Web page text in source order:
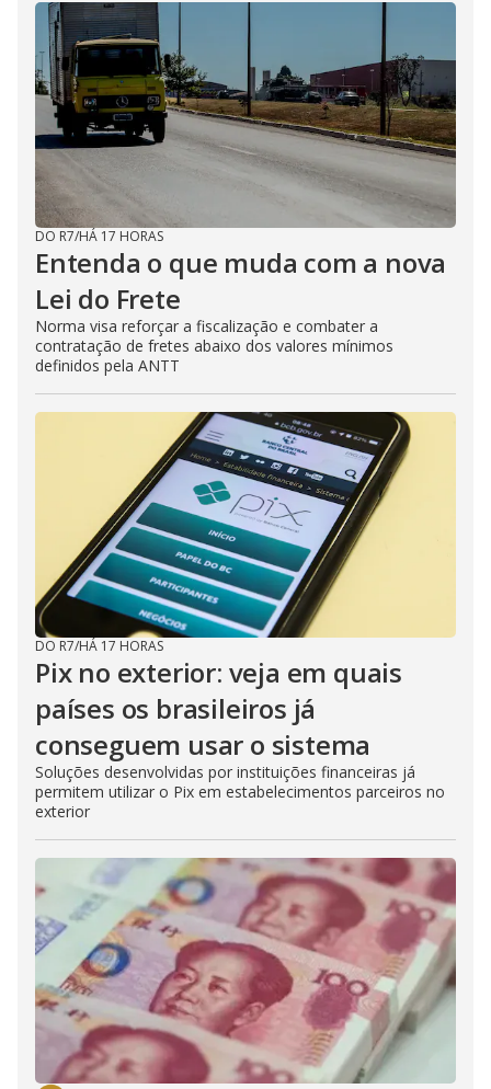
DO R7/HÁ 17 HORAS
Entenda o que muda com a nova
Lei do Frete
Norma visa reforçar a fiscalização e combater a
contratação de fretes abaixo dos valores mínimos
definidos pela ANTT
DO R7/HÁ 17 HORAS
Pix no exterior: veja em quais
países os brasileiros já
conseguem usar o sistema
Soluções desenvolvidas por instituições financeiras já
permitem utilizar o Pix em estabelecimentos parceiros no
exterior